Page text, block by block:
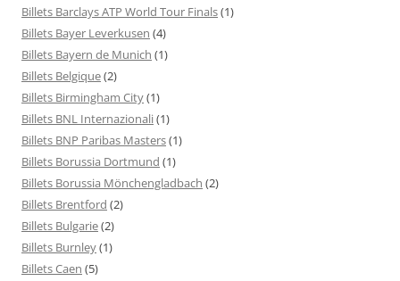
Billets Barclays ATP World Tour Finals(1)
Billets Bayer Leverkusen (4)
Billets Bayern de Munich (1)
Billets Belgique(2)
Billets Birmingham City(1)
Billets BNL Internazionali(1)
Billets BNP Paribas Masters(1)
Billets Borussia Dortmund (1)
Billets Borussia Mönchengladbach (2)
Billets Brentford (2)
Billets Bulgarie(2)
Billets Burnley(1)
Billets Caen (5)